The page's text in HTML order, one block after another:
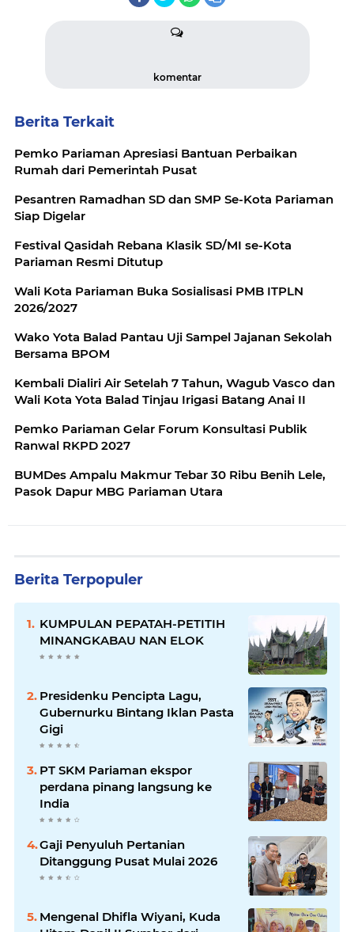
komentar
Berita Terkait
Pemko Pariaman Apresiasi Bantuan Perbaikan
Rumah dari Pemerintah Pusat
Pesantren Ramadhan SD dan SMP Se-Kota Pariaman
Siap Digelar
Festival Qasidah Rebana Klasik SD/MI se-Kota
Pariaman Resmi Ditutup
Wali Kota Pariaman Buka Sosialisasi PMB ITPLN
2026/2027
Wako Yota Balad Pantau Uji Sampel Jajanan Sekolah
Bersama BPOM
Kembali Dialiri Air Setelah 7 Tahun, Wagub Vasco dan
Wali Kota Yota Balad Tinjau Irigasi Batang Anai II
Pemko Pariaman Gelar Forum Konsultasi Publik
Ranwal RKPD 2027
BUMDes Ampalu Makmur Tebar 30 Ribu Benih Lele,
Pasok Dapur MBG Pariaman Utara
Berita Terpopuler
KUMPULAN PEPATAH-PETITIH
MINANGKABAU NAN ELOK
Presidenku Pencipta Lagu,
Gubernurku Bintang Iklan Pasta
Gigi
PT SKM Pariaman ekspor
perdana pinang langsung ke
India
Gaji Penyuluh Pertanian
Ditanggung Pusat Mulai 2026
Mengenal Dhifla Wiyani, Kuda